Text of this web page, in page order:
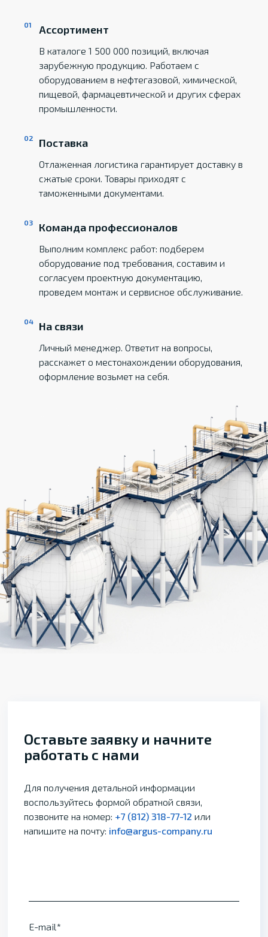
Ассортимент
В каталоге 1 500 000 позиций, включая
зарубежную продукцию. Работаем с
оборудованием в нефтегазовой, химической,
пищевой, фармацевтической и других сферах
промышленности.
Поставка
Отлаженная логистика гарантирует доставку в
сжатые сроки. Товары приходят с
таможенными документами.
Команда профессионалов
Выполним комплекс работ: подберем
оборудование под требования, составим и
согласуем проектную документацию,
проведем монтаж и сервисное обслуживание.
На связи
Личный менеджер. Ответит на вопросы,
расскажет о местонахождении оборудования,
оформление возьмет на себя.
Оставьте заявку и начните
работать с нами
Для получения детальной информации
воспользуйтесь формой обратной связи,
позвоните на номер: +7 (812) 318-77-12 или
напишите на почту: info@argus-company.ru
E-mail